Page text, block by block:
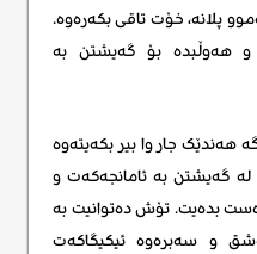
پلانە، خۆت تاقی بکەرەوە.
هەوڵبدە بۆ گەیشتن بە
هەندێک جار وا بیر بکەیتەوە
لە گەیشتن بە ئامانجەکەت و
بدەیت. تۆش دەتوانیت بە
و سەبرەوە ئیکیگاکەت